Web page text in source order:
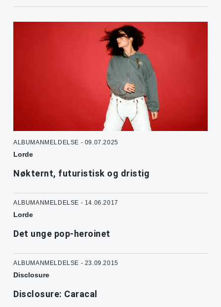
ALBUMANMELDELSE - 09.07.2025
Lorde
Nøkternt, futuristisk og dristig
ALBUMANMELDELSE - 14.06.2017
Lorde
Det unge pop-heroinet
ALBUMANMELDELSE - 23.09.2015
Disclosure
Disclosure: Caracal